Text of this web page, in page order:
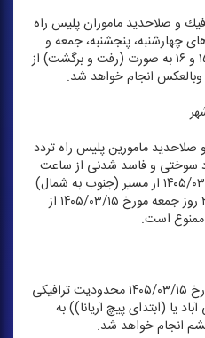
و صلاحدید ماموران پلیس راه
چهارشنبه، پنجشنبه، جمعه و
شنبه مورخ‌های ۱۴۰۵/۰۳/۱۳، ۱۴، ۱۵ و ۱۶ به صورت (رفت و برگشت) از
وبالعكس انجام خواهد شد.
مامورین پلیس راه تردد
سوختی و فاسد شدنی از ساعت
۱۳ الی ۲۴ روز چهارشنبه مورخ ۱۴۰۵/۰۳/۱۳ از مسیر (جنوب به شمال)
و از ساعت ۰۷:۰۰ الی ساعت ۲۴:۰۰ روز جمعه مورخ ۱۴۰۵/۰۳/۱۵ از
است.‌
- از ساعت ۱۷ الی ۲۰ روز جمعه مورخ ۱۴۰۵/۰۳/۱۵ محدودیت ترافیكی
یا (ابتدای پیچ آریانا)) به
انجام خواهد شد.